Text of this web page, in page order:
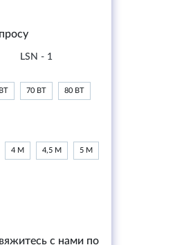
LSN - 1
70 ВТ 80 ВТ
4 М 4,5 М 5 М
с нами по